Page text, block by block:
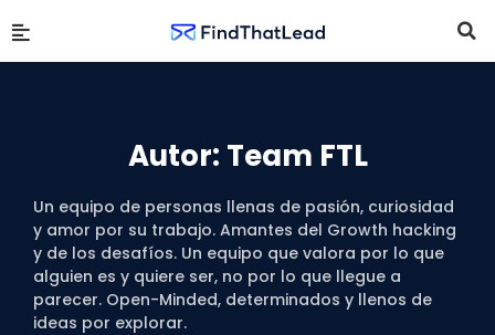
Autor: Team FTL
Un equipo de personas llenas de pasión, curiosidad
y amor por su trabajo. Amantes del Growth hacking
y de los desafíos. Un equipo que valora por lo que
alguien es y quiere ser, no por lo que llegue a
parecer. Open-Minded, determinados y llenos de
ideas por explorar.